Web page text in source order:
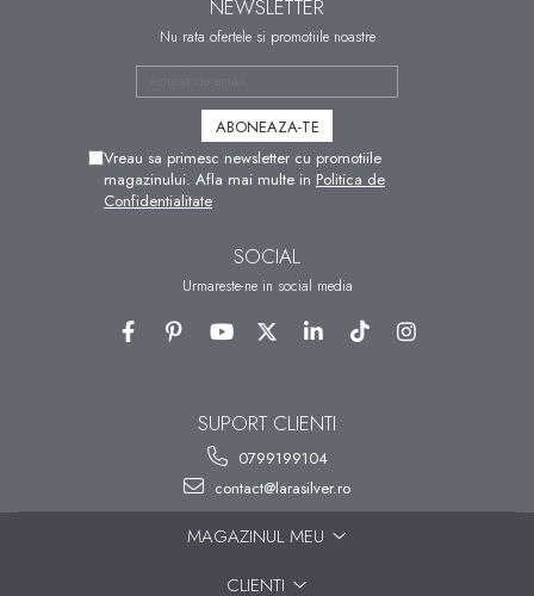
NEWSLETTER
Nu rata ofertele si promotiile noastre
Vreau sa primesc newsletter cu promotiile
magazinului. Afla mai multe in Politica de
Confidentialitate
SOCIAL
Urmareste-ne in social media
SUPORT CLIENTI
0799199104
contact@larasilver.ro
MAGAZINUL MEU
CLIENTI